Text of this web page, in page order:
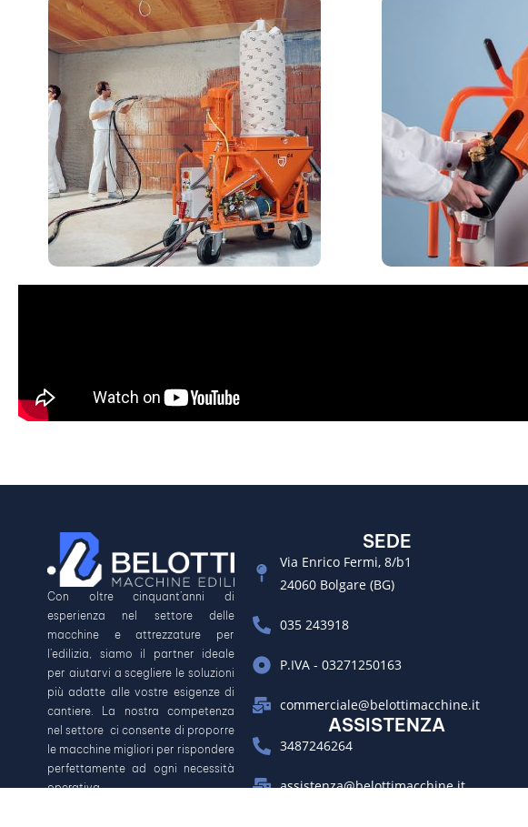
Con oltre cinquant’anni di
esperienza nel settore delle
macchine e attrezzature per
l’edilizia, siamo il partner ideale
per aiutarvi a scegliere le soluzioni
più adatte alle vostre esigenze di
cantiere. La nostra competenza
nel settore ci consente di proporre
le macchine migliori per rispondere
perfettamente ad ogni necessità
operativa.
SEDE
Via Enrico Fermi, 8/b1
24060 Bolgare (BG)
035 243918
P.IVA - 03271250163
commerciale@belottimacchine.it
ASSISTENZA
3487246264
assistenza@belottimacchine.it